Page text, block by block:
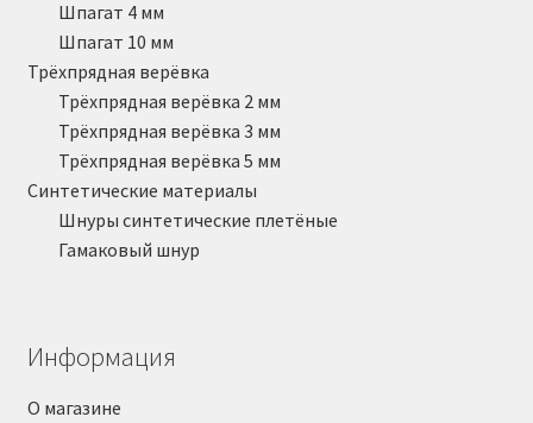
Шпагат 4 мм
Шпагат 10 мм
Трёхпрядная верёвка
Трёхпрядная верёвка 2 мм
Трёхпрядная верёвка 3 мм
Трёхпрядная верёвка 5 мм
Синтетические материалы
Шнуры синтетические плетёные
Гамаковый шнур
Информация
О магазине